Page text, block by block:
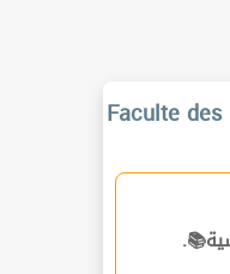
Faculte